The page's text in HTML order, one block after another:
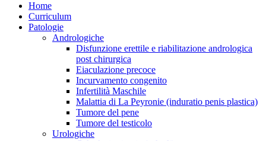
Home
Curriculum
Patologie
Andrologiche
Disfunzione erettile e riabilitazione andrologica
post chirurgica
Eiaculazione precoce
Incurvamento congenito
Infertilità Maschile
Malattia di La Peyronie (induratio penis plastica)
Tumore del pene
Tumore del testicolo
Urologiche